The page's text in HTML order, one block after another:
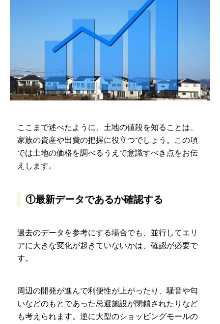
ここまで述べたように、土地の値段を知ることは、
家族の資産や出費の把握に役立つでしょう。この項
では土地の価格を調べるうえで意識すべき点をお伝
えします。
①最新データであるか確認する
過去のデータを参考にする場合でも、並行してエリ
アに大きな変化が起きていないかは、確認が必要で
す。
周辺の開発が進んで利便性が上がったり、騒音や匂
いなどのもとであった忌避施設が閉鎖されたりなど
も考えられます。逆に大型のショッピングモールの